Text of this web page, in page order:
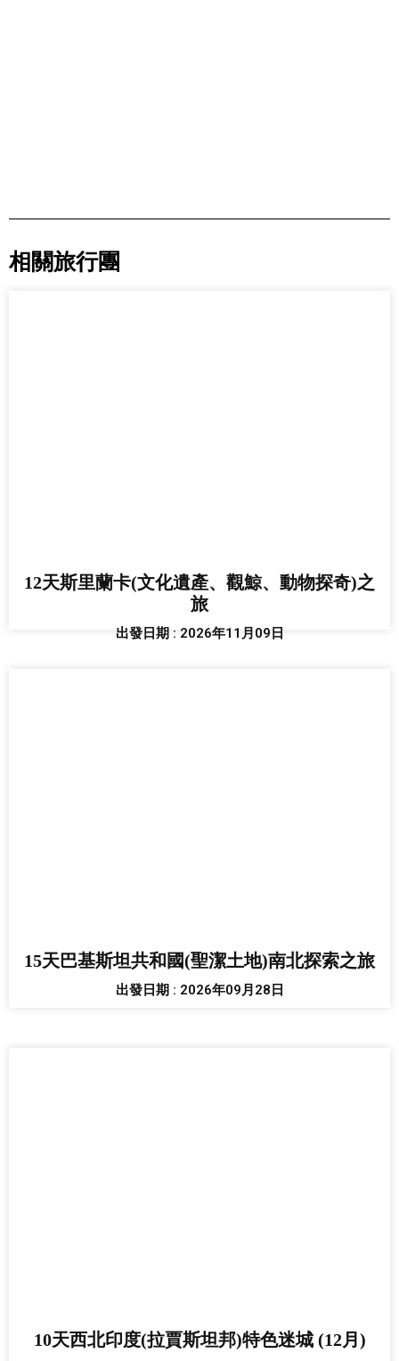
相關旅行團
12天斯里蘭卡(文化遺產、觀鯨、動物探奇)之
旅
出發日期 : 2026年11月09日
15天巴基斯坦共和國(聖潔土地)南北探索之旅
出發日期 : 2026年09月28日
10天西北印度(拉賈斯坦邦)特色迷城 (12月)